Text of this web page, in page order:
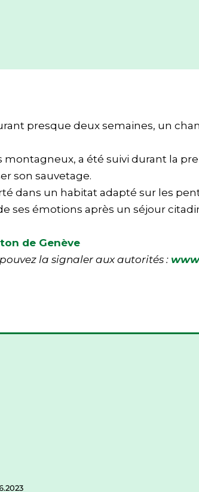
presque deux semaines, un
a été suivi durant la
son sauvetage.
dans un habitat adapté sur les
ses émotions après un séjour
de Genève
la signaler aux autorités :